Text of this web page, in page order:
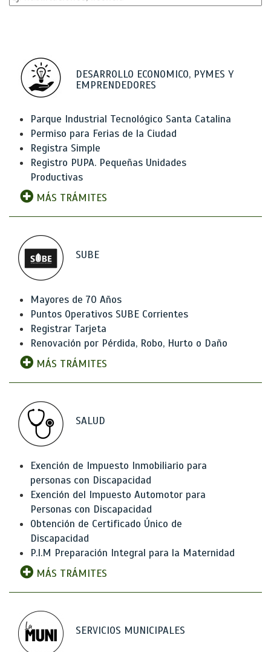
DESARROLLO ECONOMICO, PYMES Y
EMPRENDEDORES
Parque Industrial Tecnológico Santa Catalina
Permiso para Ferias de la Ciudad
Registra Simple
Registro PUPA. Pequeñas Unidades
Productivas
MÁS TRÁMITES
SUBE
Mayores de 70 Años
Puntos Operativos SUBE Corrientes
Registrar Tarjeta
Renovación por Pérdida, Robo, Hurto o Daño
MÁS TRÁMITES
SALUD
Exención de Impuesto Inmobiliario para
personas con Discapacidad
Exención del Impuesto Automotor para
Personas con Discapacidad
Obtención de Certificado Único de
Discapacidad
P.I.M Preparación Integral para la Maternidad
MÁS TRÁMITES
SERVICIOS MUNICIPALES